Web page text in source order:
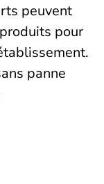
peuvent
pour
panne